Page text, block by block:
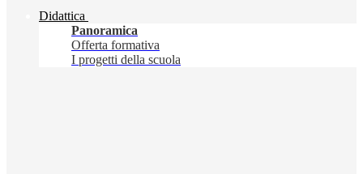
Didattica
Panoramica
Offerta formativa
I progetti della scuola